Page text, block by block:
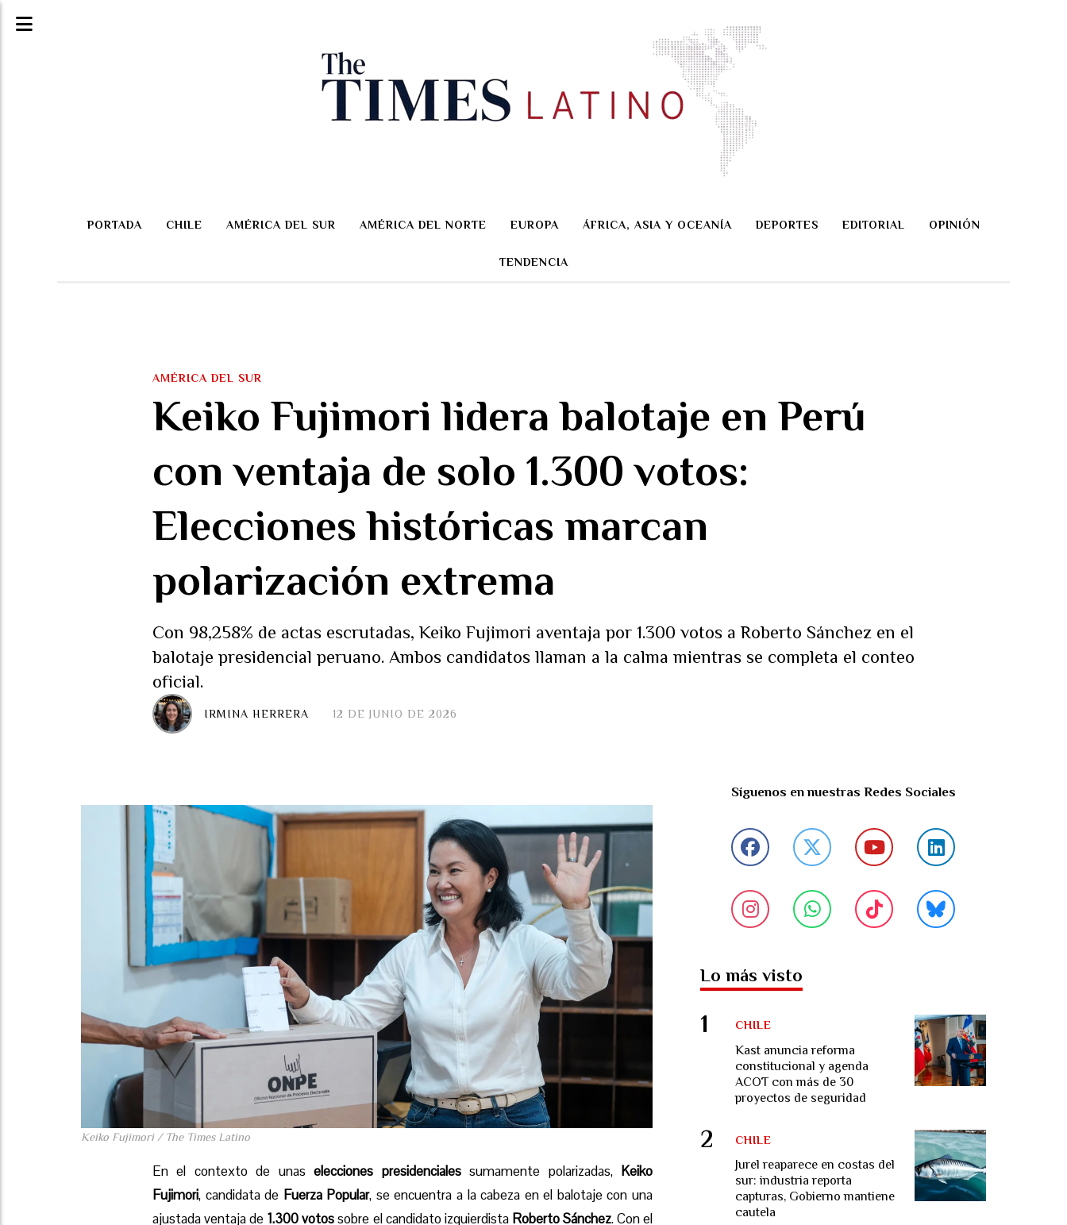
PORTADA CHILE AMÉRICA DEL SUR AMÉRICA DEL NORTE EUROPA ÁFRICA, ASIA Y OCEANÍA DEPORTES EDITORIAL OPINIÓN
TENDENCIA
Keiko Fujimori lidera balotaje en Perú
con ventaja de solo 1.300 votos:
Elecciones históricas marcan
polarización extrema
Con 98,258% de actas escrutadas, Keiko Fujimori aventaja por 1.300 votos a Roberto Sánchez en el
balotaje presidencial peruano. Ambos candidatos llaman a la calma mientras se completa el conteo
oficial.
AMÉRICA DEL SUR
12 DE JUNIO DE 2026
IRMINA HERRERA
Keiko Fujimori / The Times Latino
En el contexto de unaselecciones presidencialessumamente polarizadas, Keiko
Fujimori, candidata de Fuerza Popular, se encuentra a la cabeza en el balotaje con una
ajustada ventaja de 1.300 votossobre el candidato izquierdista Roberto Sánchez. Con el
Síguenos en nuestras Redes Sociales
Lo más visto
Kast anuncia reforma
constitucional y agenda
ACOT con más de 30
proyectos de seguridad
CHILE
Jurel reaparece en costas del
sur: industria reporta
capturas, Gobierno mantiene
cautela
CHILE